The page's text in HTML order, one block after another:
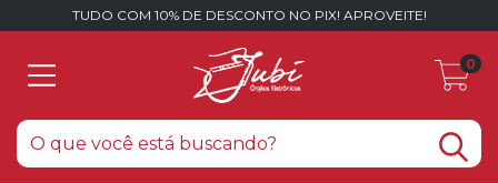
TUDO COM 10% DE DESCONTO NO PIX! APROVEITE!
0